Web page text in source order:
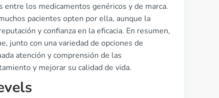
los medicamentos genéricos y de marca.
pacientes opten por ella, aunque la
y confianza en la eficacia. En resumen,
junto con una variedad de opciones de
atención y comprensión de las
y mejorar su calidad de vida.